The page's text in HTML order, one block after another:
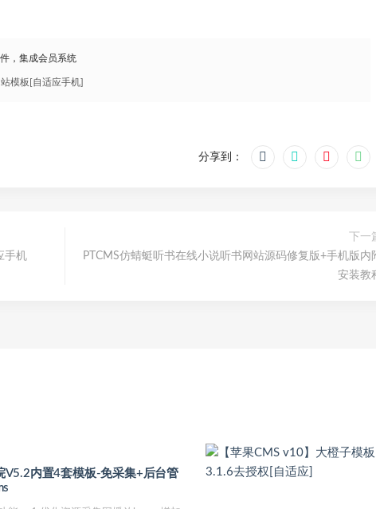
，集成会员系统
模板[自适应手机]
分享到：
手机
下一
PTCMS仿蜻蜓听书在线小说听书网站源码修复版+手机版内
安装教
V5.2内置4套模板-免采集+后台管